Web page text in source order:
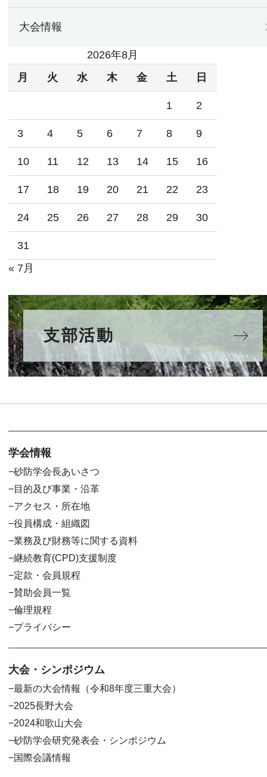
大会情報
2026年8月
月
火 水 木 金 土 日
1 2
3 4 5 6 7 8 9
10 11 12 13 14 15 16
17 18 19 20 21 22 23
24 25 26 27 28 29 30
31
« 7月
支部活動
学会情報
砂防学会長あいさつ
目的及び事業・沿革
アクセス・所在地
役員構成・組織図
業務及び財務等に関する資料
継続教育(CPD)支援制度
定款・会員規程
賛助会員一覧
倫理規程
プライバシー
大会・シンポジウム
最新の大会情報（令和8年度三重大会）
2025長野大会
2024和歌山大会
砂防学会研究発表会・シンポジウム
国際会議情報